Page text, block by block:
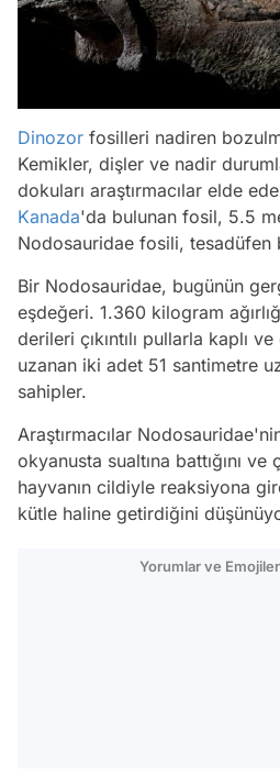
Dinozor fosilleri nadiren
Kemikler, dişler ve nadir
dokuları araştırmacılar elde
Kanada'da bulunan fosil, 5.5
Nodosauridae fosili, tesadüfen
Bir Nodosauridae, bugünün
eşdeğeri. 1.360 kilogram
derileri çıkıntılı pullarla kaplı ve
uzanan iki adet 51 santimetre
sahipler.
Araştırmacılar
okyanusta sualtına battığını
hayvanın cildiyle reaksiyona
kütle haline getirdiğini
Yorumlar ve Emojiler